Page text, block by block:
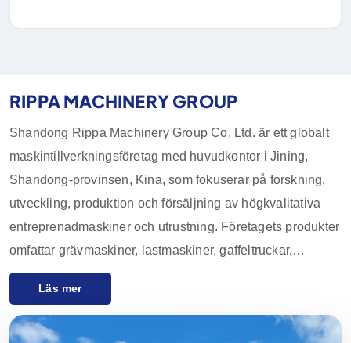
RIPPA MACHINERY GROUP
Shandong Rippa Machinery Group Co, Ltd. är ett globalt
maskintillverkningsföretag med huvudkontor i Jining,
Shandong-provinsen, Kina, som fokuserar på forskning,
utveckling, produktion och försäljning av högkvalitativa
entreprenadmaskiner och utrustning. Företagets produkter
omfattar grävmaskiner, lastmaskiner, gaffeltruckar,
kompaktlastare och deras tillbehör, som används i stor
anläggningsindustrin, gruvindustrin och andra industrier.
Läs mer